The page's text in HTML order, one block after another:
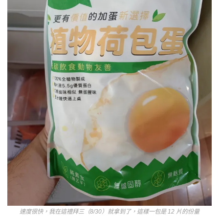
速度很快，我在這禮拜三（8/30）就拿到了，這樣一包是 12 片的份量